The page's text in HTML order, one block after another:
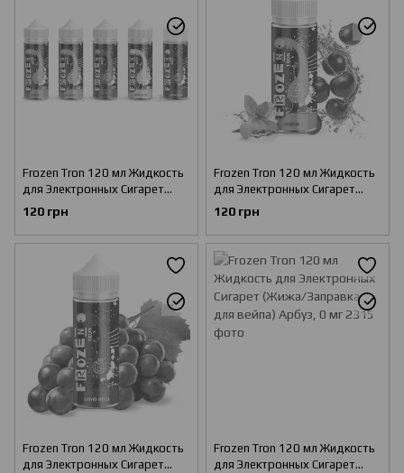
Frozen Tron 120 мл Жидкость
для Электронных Сигарет
(Жижа/Заправка для вейпа)
120 грн
Frozen Tron 120 мл Жидкость
для Электронных Сигарет
(Жижа/Заправка для вейпа)
Вишня, 0 мг
120 грн
Frozen Tron 120 мл Жидкость
для Электронных Сигарет
Frozen Tron 120 мл Жидкость
для Электронных Сигарет